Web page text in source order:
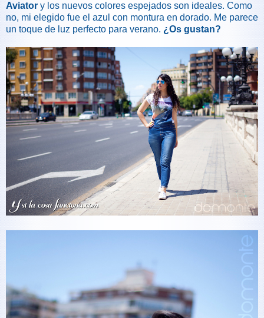
Aviator y los nuevos colores espejados son ideales. Como
no, mi elegido fue el azul con montura en dorado. Me parece
un toque de luz perfecto para verano. ¿Os gustan?